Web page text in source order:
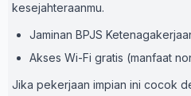
kesejahteraanmu.
Jaminan BPJS
Akses Wi-Fi gratis (manfaat
Jika pekerjaan impian ini cocok